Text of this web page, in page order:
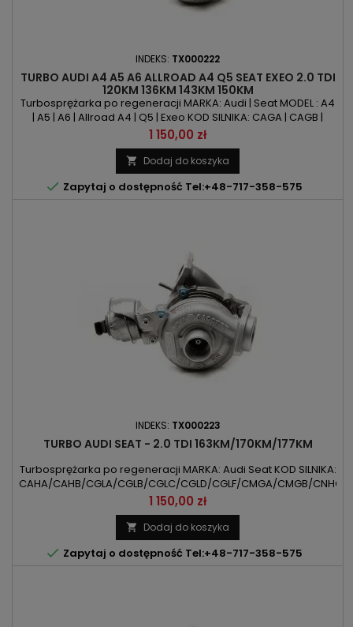
INDEKS: TX000222
TURBO AUDI A4 A5 A6 ALLROAD A4 Q5 SEAT EXEO 2.0 TDI
120KM 136KM 143KM 150KM
Turbosprężarka po regeneracji MARKA: Audi | Seat MODEL : A4
| A5 | A6 | Allroad A4 | Q5 | Exeo KOD SILNIKA: CAGA | CAGB |
CAGC | CGLE | CJCA | CJCB | CJCC | CJCD | CMFA |CMFB | CNHA |
CSUA | CSUB | CSUE POJEMNOŚĆ: 1968ccm 2.0TDIMOC:
120KM/88kW | 136KM/100kW | 143KM/105kW | 150KM/110kW ROK
PRODUKCJI: Od 2007r
Cena
1 150,00 zł
 Dodaj do koszyka
 Zapytaj o dostępność Tel:+48-717-358-575
INDEKS: TX000223
TURBO AUDI SEAT - 2.0 TDI 163KM/170KM/177KM
Turbosprężarka po regeneracji MARKA: Audi Seat KOD SILNIKA:
CAHA/CAHB/CGLA/CGLB/CGLC/CGLD/CGLF/CMGA/CMGB/CNHC
POJEMNOŚĆ: 1968ccm 2.0TDI MOC: 120kW/163KM /
125kW/170KM / 130kW/177KM ROK PRODUKCJI: Od 2007r
Cena
1 150,00 zł
 Dodaj do koszyka
 Zapytaj o dostępność Tel:+48-717-358-575